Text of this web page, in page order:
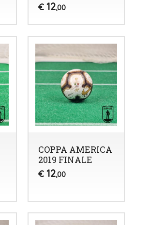
€ 12,00
COPPA AMERICA
2019 FINALE
€ 12,00